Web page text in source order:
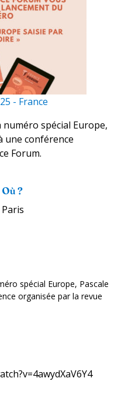
- France
spécial Europe,
une conférence
Forum.
Où ?
Paris
spécial Europe, Pascale
organisée par la revue